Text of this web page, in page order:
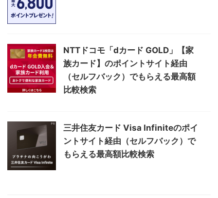
NTTドコモ「dカード GOLD」【家
族カード】のポイントサイト経由
（セルフバック）でもらえる最高額
比較検索
三井住友カード Visa Infiniteのポイ
ントサイト経由（セルフバック）で
もらえる最高額比較検索